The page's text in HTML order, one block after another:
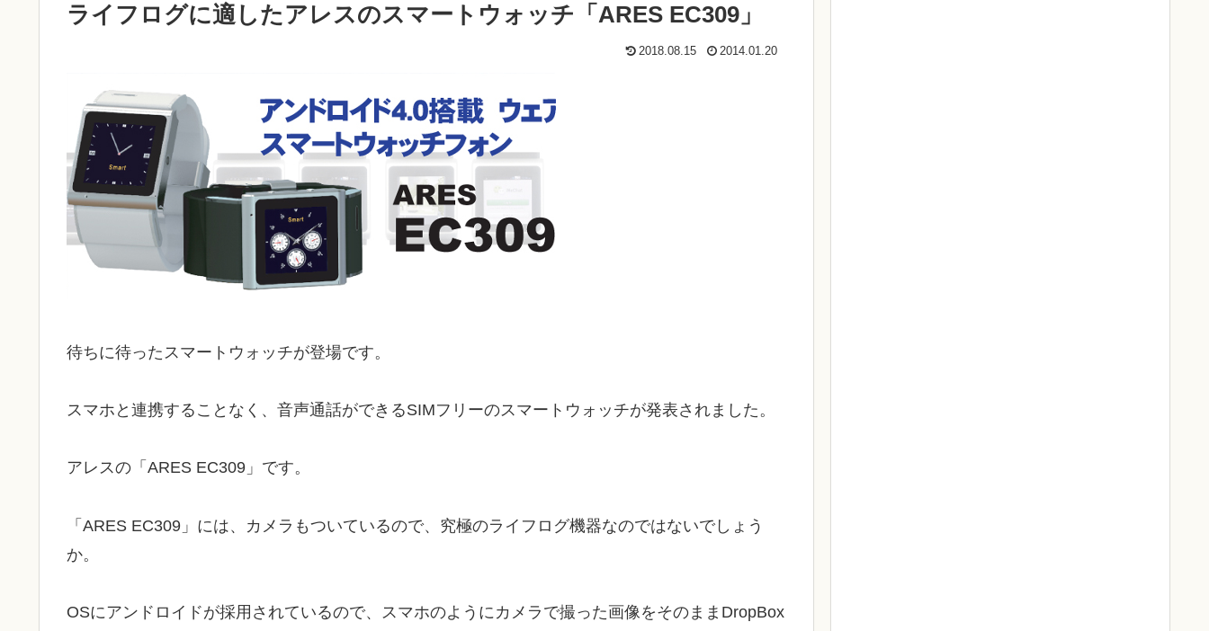
ライフログに適したアレスのスマートウォッチ「ARES EC309」
2018.08.15 2014.01.20
待ちに待ったスマートウォッチが登場です。
スマホと連携することなく、音声通話ができるSIMフリーのスマートウォッチが発表されました。
アレスの「ARES EC309」です。
「ARES EC309」には、カメラもついているので、究極のライフログ機器なのではないでしょう
か。
OSにアンドロイドが採用されているので、スマホのようにカメラで撮った画像をそのままDropBox